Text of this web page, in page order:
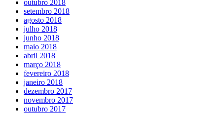
outubro 2018
setembro 2018
agosto 2018
julho 2018
junho 2018
maio 2018
abril 2018
março 2018
fevereiro 2018
janeiro 2018
dezembro 2017
novembro 2017
outubro 2017